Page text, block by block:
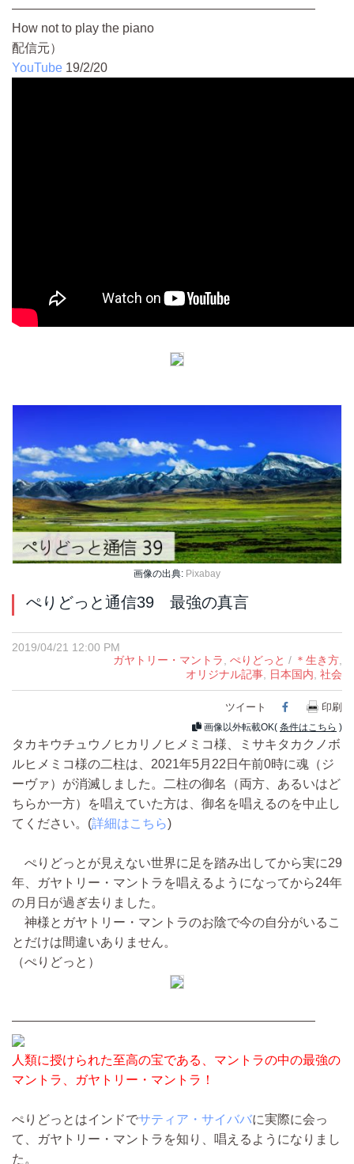
————————————————————————
How not to play the piano
配信元）
YouTube 19/2/20
画像の出典: Pixabay
ぺりどっと通信39 最強の真言
2019/04/21 12:00 PM
ガヤトリー・マントラ
ぺりどっと / ＊生き方
オリジナル記事
日本国内 社会
ツイート Facebook
印刷
画像以外転載OK( 条件はこちら )
タカキウチュウノヒカリノヒメミコ様、ミサキタカクノボ
ルヒメミコ様の二柱は、2021年5月22日午前0時に魂（ジ
ーヴァ）が消滅しました。二柱の御名（両方、あるいはど
ちらか一方）を唱えていた方は、御名を唱えるのを中止し
てください。(詳細はこちら)
ぺりどっとが見えない世界に足を踏み出してから実に29
年、ガヤトリー・マントラを唱えるようになってから24年
の月日が過ぎ去りました。
神様とガヤトリー・マントラのお陰で今の自分がいるこ
とだけは間違いありません。
（ぺりどっと）
————————————————————————
人類に授けられた至高の宝である、マントラの中の最強の
マントラ、ガヤトリー・マントラ！
ぺりどっとはインドでサティア・サイババに実際に会っ
て、ガヤトリー・マントラを知り、唱えるようになりまし
た。